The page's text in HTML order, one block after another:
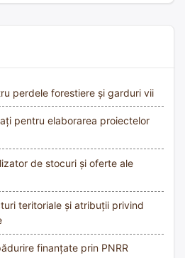
perdele forestiere și garduri vii
pentru elaborarea proiectelor
de stocuri și oferte ale
teritoriale și atribuții privind
finanțate prin PNRR